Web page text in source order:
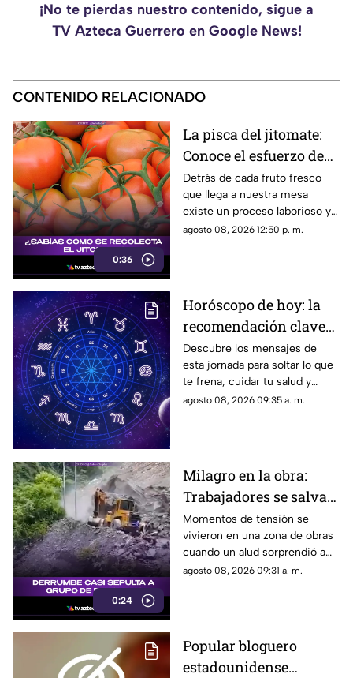
¡No te pierdas nuestro contenido, sigue a
TV Azteca Guerrero en Google News!
CONTENIDO RELACIONADO
0:36
La pisca del jitomate:
Conoce el esfuerzo de
los jornaleros y el
cuidado en el campo
Detrás de cada fruto fresco
que llega a nuestra mesa
existe un proceso laborioso y
tradicional conocido como la
agosto 08, 2026 12:50 p. m.
Horóscopo de hoy: la
recomendación clave
para tu signo este
sábado
Descubre los mensajes de
esta jornada para soltar lo que
te frena, cuidar tu salud y
renovar tu energía en la playa o
agosto 08, 2026 09:35 a. m.
0:24
Milagro en la obra:
Trabajadores se salvan
de milagro tras
aparatoso derrumbe de
tierra
Momentos de tensión se
vivieron en una zona de obras
cuando un alud sorprendió a
los presentes, quienes
agosto 08, 2026 09:31 a. m.
Popular bloguero
estadounidense